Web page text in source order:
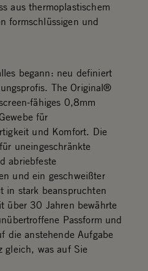
aus thermoplastischem
formschlüssigen und
begann: neu definiert
The Original®
fähiges 0,8mm
für
und Komfort. Die
uneingeschränkte
abriebfeste
und ein geschweißter
stark beanspruchten
über 30 Jahren bewährte
Passform und
die anstehende Aufgabe
gleich, was auf Sie